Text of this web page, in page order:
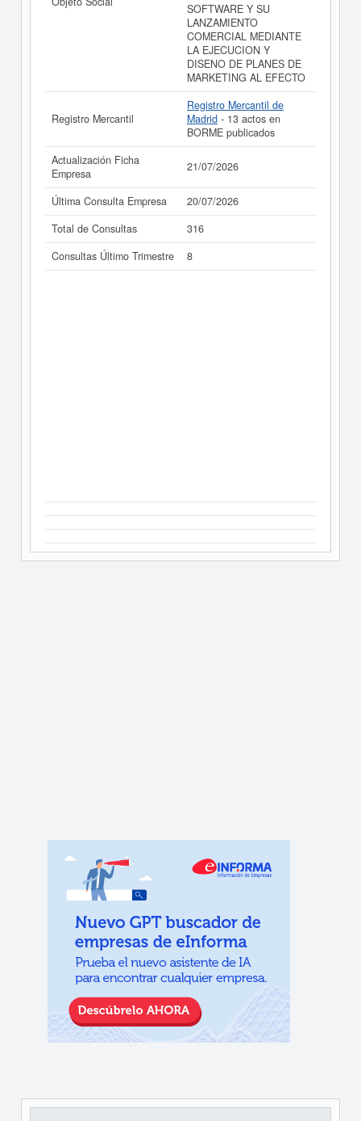
SOFTWARE Y SU
LANZAMIENTO
COMERCIAL MEDIANTE
LA EJECUCION Y
DISENO DE PLANES DE
MARKETING AL EFECTO
Registro Mercantil
Registro Mercantil de
Madrid - 13 actos en
BORME publicados
Actualización Ficha
Empresa
21/07/2026
Última Consulta Empresa
20/07/2026
Total de Consultas
316
Consultas Último Trimestre
8